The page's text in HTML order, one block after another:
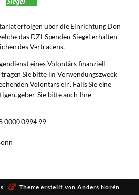
erfolgen über die Einrichtung Don
das DZI-Spenden-Siegel erhalten
des Vertrauens.
eines Volontärs finanziell
Sie bitte im Verwendungszweck
Volontärs ein. Falls Sie eine
geben Sie bitte auch Ihre
0000 0994 99
& Theme erstellt von Anders Norén